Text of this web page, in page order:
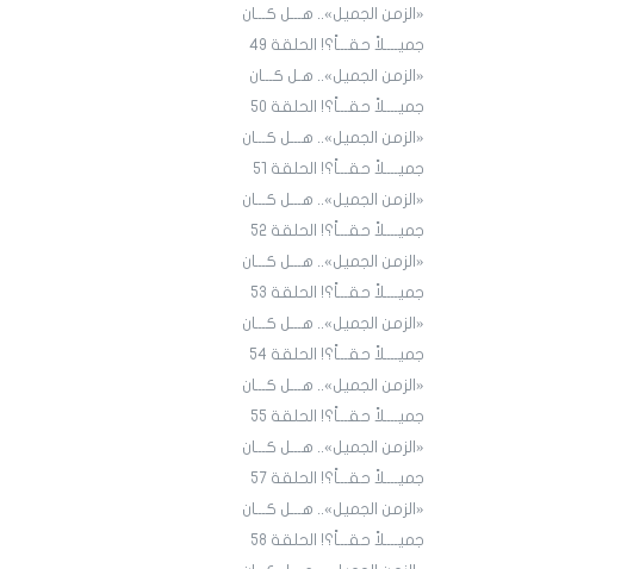
«الزمن الجميل».. هـــل كـــان
جميــــلاً حقـــاً؟! الحلقة ٤9
«الزمن الجميل».. هـل كـــان
جميــــلاً حقـــاً؟! الحلقة ٥٠
«الزمن الجميل».. هـــل كـــان
جميــــلاً حقـــاً؟! الحلقة ٥١
«الزمن الجميل».. هـــل كـــان
جميــــلاً حقـــاً؟! الحلقة 52
«الزمن الجميل».. هـــل كـــان
جميــــلاً حقـــاً؟! الحلقة 53
«الزمن الجميل».. هـــل كـــان
جميــــلاً حقـــاً؟! الحلقة 54
«الزمن الجميل».. هـــل كـــان
جميــــلاً حقـــاً؟! الحلقة 55
«الزمن الجميل».. هـــل كـــان
جميــــلاً حقـــاً؟! الحلقة 57
«الزمن الجميل».. هـــل كـــان
جميــــلاً حقـــاً؟! الحلقة 58